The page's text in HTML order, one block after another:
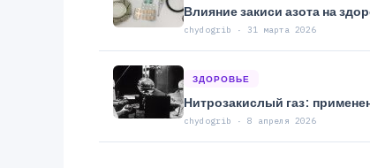
Влияние закиси азота на
chydogrib · 31 марта 2026
ЗДОРОВЬЕ
Нитрозакислый газ:
chydogrib · 8 апреля 2026